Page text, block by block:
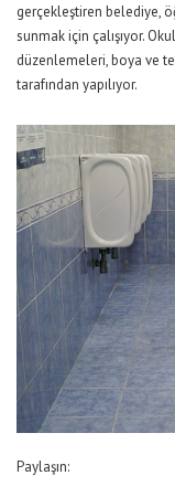
gerçekleştiren belediye,
sunmak için çalışıyor.
düzenlemeleri, boya ve
tarafından yapılıyor.
Paylaşın: